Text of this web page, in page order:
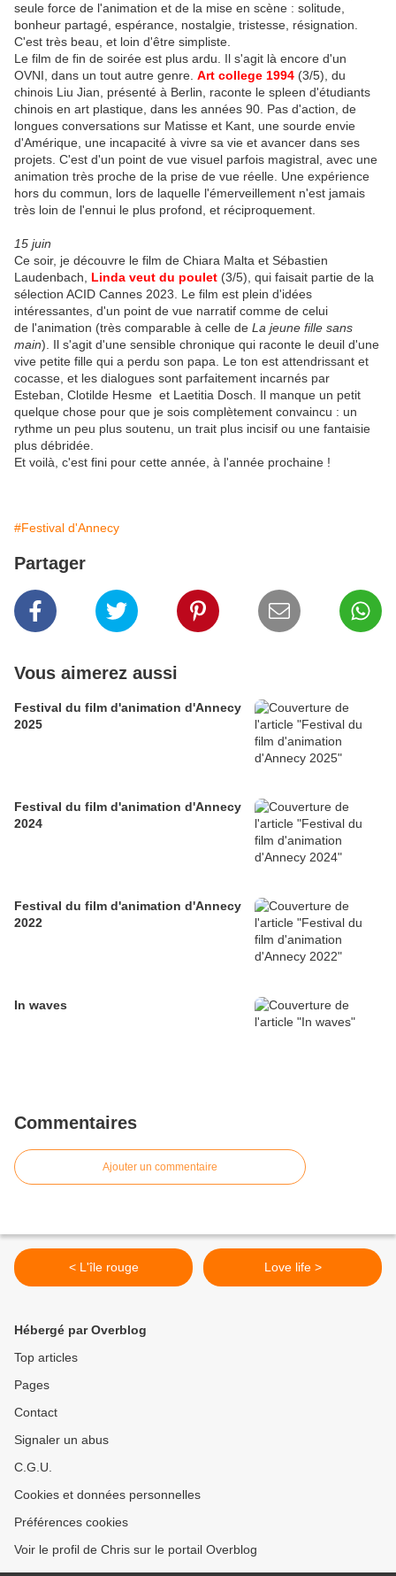
seule force de l'animation et de la mise en scène : solitude,
bonheur partagé, espérance, nostalgie, tristesse, résignation.
C'est très beau, et loin d'être simpliste.
Le film de fin de soirée est plus ardu. Il s'agit là encore d'un
OVNI, dans un tout autre genre. Art college 1994 (3/5), du
chinois Liu Jian, présenté à Berlin, raconte le spleen d'étudiants
chinois en art plastique, dans les années 90. Pas d'action, de
longues conversations sur Matisse et Kant, une sourde envie
d'Amérique, une incapacité à vivre sa vie et avancer dans ses
projets. C'est d'un point de vue visuel parfois magistral, avec une
animation très proche de la prise de vue réelle. Une expérience
hors du commun, lors de laquelle l'émerveillement n'est jamais
très loin de l'ennui le plus profond, et réciproquement.
15 juin
Ce soir, je découvre le film de Chiara Malta et Sébastien
Laudenbach, Linda veut du poulet (3/5), qui faisait partie de la
sélection ACID Cannes 2023. Le film est plein d'idées
intéressantes, d'un point de vue narratif comme de celui
de l'animation (très comparable à celle de La jeune fille sans
main). Il s'agit d'une sensible chronique qui raconte le deuil d'une
vive petite fille qui a perdu son papa. Le ton est attendrissant et
cocasse, et les dialogues sont parfaitement incarnés par
Esteban, Clotilde Hesme et Laetitia Dosch. Il manque un petit
quelque chose pour que je sois complètement convaincu : un
rythme un peu plus soutenu, un trait plus incisif ou une fantaisie
plus débridée.
Et voilà, c'est fini pour cette année, à l'année prochaine !
#Festival d'Annecy
Partager
Vous aimerez aussi
Festival du film d'animation d'Annecy
2025
Festival du film d'animation d'Annecy
2024
Festival du film d'animation d'Annecy
2022
In waves
Commentaires
Ajouter un commentaire
< L'île rouge Love life >
Hébergé par Overblog
Top articles
Pages
Contact
Signaler un abus
C.G.U.
Cookies et données personnelles
Préférences cookies
Voir le profil de Chris sur le portail Overblog